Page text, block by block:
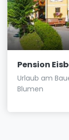
Pension
Urlaub am
Blumen